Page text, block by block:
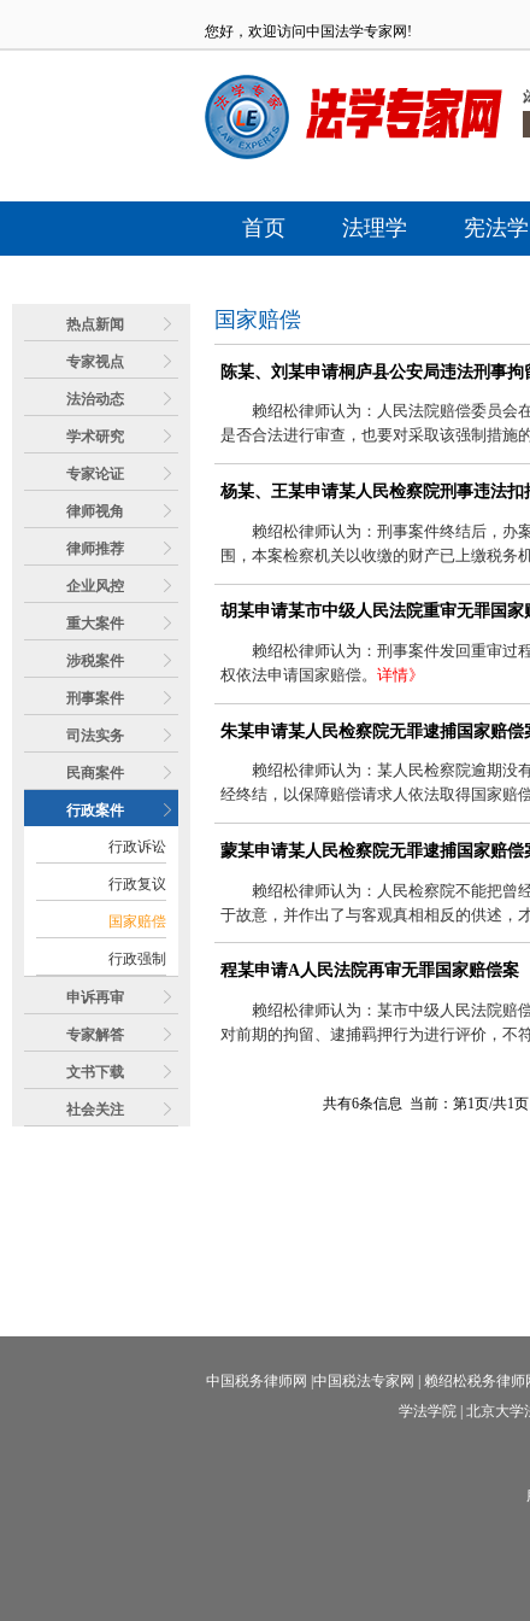
您好，欢迎访问中国法学专家网!
首页 法理学 宪法学
国家赔偿
陈某、刘某申请桐庐县公安局违法刑事拘
赖绍松律师认为：人民法院赔偿委员会
是否合法进行审查，也要对采取该强制措施
杨某、王某申请某人民检察院刑事违法扣
赖绍松律师认为：刑事案件终结后，办
围，本案检察机关以收缴的财产已上缴税务
胡某申请某市中级人民法院重审无罪国家
赖绍松律师认为：刑事案件发回重审过
权依法申请国家赔偿。 详情》
朱某申请某人民检察院无罪逮捕国家赔偿
赖绍松律师认为：某人民检察院逾期没
经终结，以保障赔偿请求人依法取得国家赔
蒙某申请某人民检察院无罪逮捕国家赔偿
赖绍松律师认为：人民检察院不能把曾
于故意，并作出了与客观真相相反的供述，
程某申请A人民法院再审无罪国家赔偿案
赖绍松律师认为：某市中级人民法院赔
对前期的拘留、逮捕羁押行为进行评价，不
共有6条信息 当前：第1页/共1页
热点新闻
专家视点
法治动态
学术研究
专家论证
律师视角
律师推荐
企业风控
重大案件
涉税案件
刑事案件
司法实务
民商案件
行政案件
行政诉讼
行政复议
国家赔偿
行政强制
申诉再审
专家解答
文书下载
社会关注
中国税务律师网 中国税法专家网 赖绍松税务律师
学法学院 北京大学